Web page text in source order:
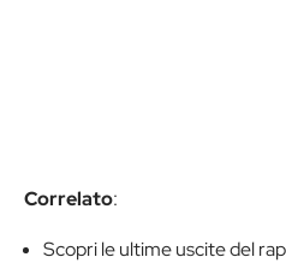
Correlato:
Scopri le ultime uscite del